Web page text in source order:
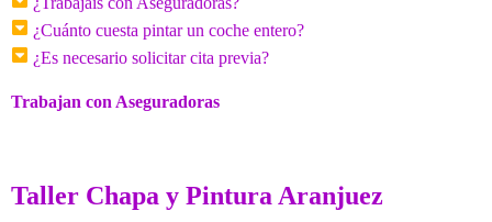
¿Cuánto cuesta pintar un coche entero?
¿Es necesario solicitar cita previa?
Trabajan con Aseguradoras
Taller Chapa y Pintura Aranjuez